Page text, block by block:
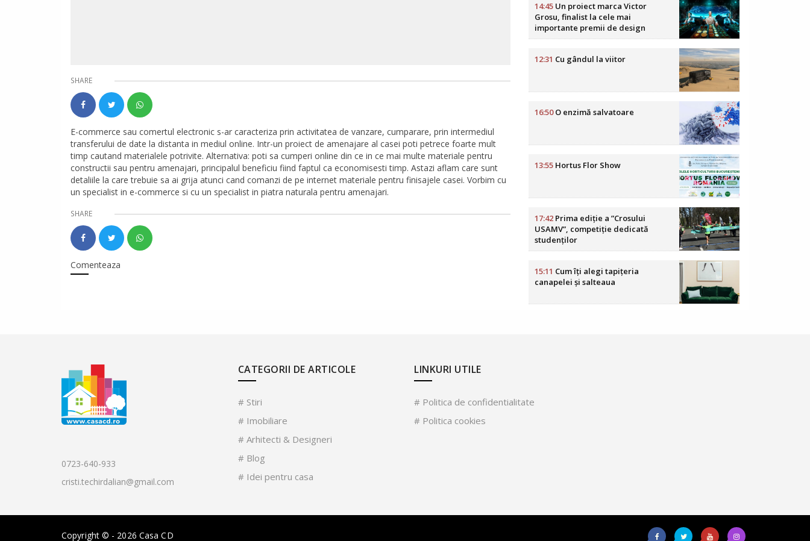
SHARE
E-commerce sau comertul electronic s-ar caracteriza prin activitatea de vanzare, cumparare, prin intermediul
transferului de date la distanta in mediul online. Intr-un proiect de amenajare al casei poti petrece foarte mult
timp cautand materialele potrivite. Alternativa: poti sa cumperi online din ce in ce mai multe materiale pentru
constructii sau pentru amenajari, principalul beneficiu fiind faptul ca economisesti timp. Astazi aflam care sunt
detaliile la care trebuie sa ai grija atunci cand comanzi de pe internet materiale pentru finisajele casei. Vorbim cu
un specialist in e-commerce si cu un specialist in piatra naturala pentru amenajari.
SHARE
Comenteaza
14:45 Un proiect marca Victor
Grosu, finalist la cele mai
importante premii de design
HoReCa din lume
12:31 Cu gândul la viitor
16:50O enzimă salvatoare
13:55 Hortus Flor Show
17:42 Prima ediție a ”Crosului
USAMV”, competiție dedicată
studenților
15:11 Cum îți alegi tapițeria
canapelei și salteaua
0723-640-933
cristi.techirdalian@gmail.com
CATEGORII DE ARTICOLE
# Stiri
# Imobiliare
# Arhitecti & Designeri
# Blog
# Idei pentru casa
LINKURI UTILE
# Politica de confidentialitate
# Politica cookies
Copyright © - 2026 Casa CD